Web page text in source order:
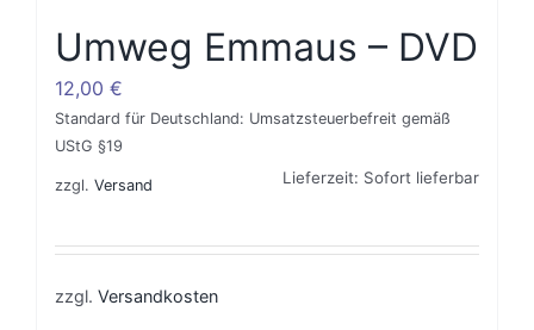
Umweg Emmaus – DVD
12,00 €
Standard für Deutschland: Umsatzsteuerbefreit gemäß
UStG §19
zzgl. Versand Lieferzeit: Sofort lieferbar
zzgl. Versandkosten